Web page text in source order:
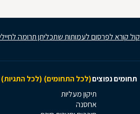
קול קורא לפרסום לעמותות שתכליתן תרומה
תחומים נפוצים(לכל התחומים) (לכל התגיות)
תיקון מעליות
אחסנה